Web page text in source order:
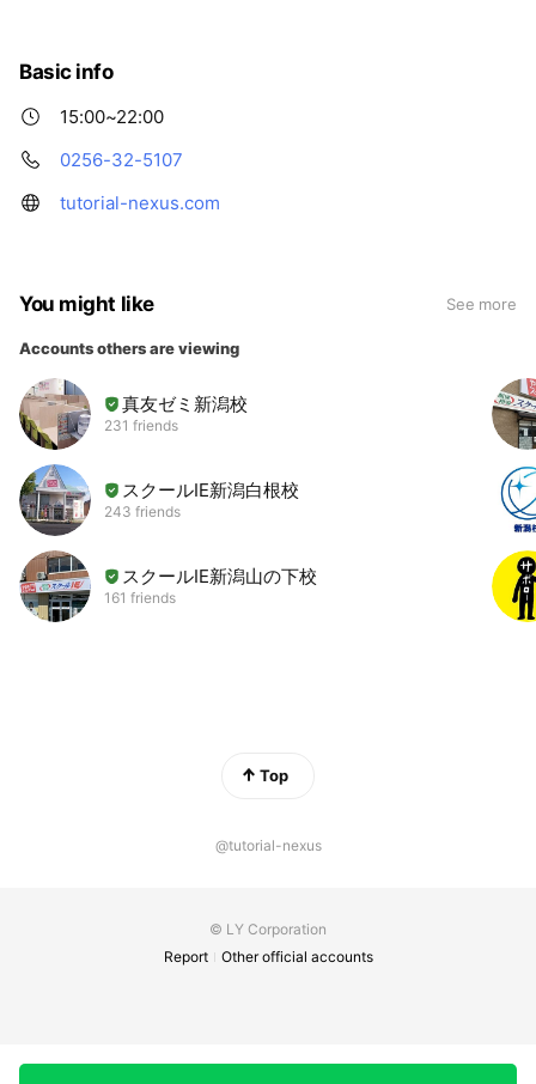
Basic info
15:00~22:00
0256-32-5107
tutorial-nexus.com
You might like See more
Accounts others are viewing
真友ゼミ新潟校
231 friends
スクールIE新潟白根校
243 friends
スクールIE新潟山の下校
161 friends
Top
@tutorial-nexus
© LY Corporation
Report
Other official accounts